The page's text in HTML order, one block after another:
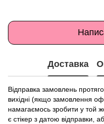
Доставка
Відправка замовлень
вихідні (якщо замовлення
намагаємось зробити у той
є стікер з датою відправки,